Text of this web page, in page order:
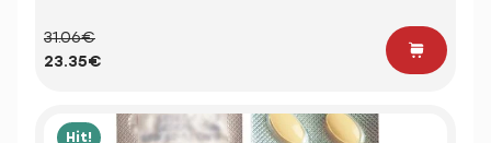
31.06€
23.35€
Hit!